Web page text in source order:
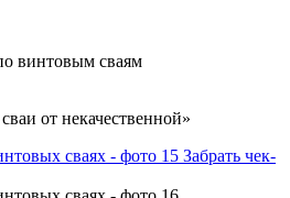
винтовым сваям
от некачественной»
Забрать чек-